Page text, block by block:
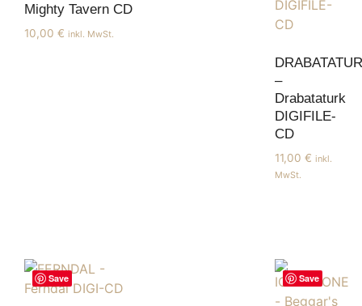
Mighty Tavern CD
10,00 € inkl. MwSt.
–
Drabataturk
DIGIFILE-
CD
11,00 € inkl.
MwSt.
Save Save